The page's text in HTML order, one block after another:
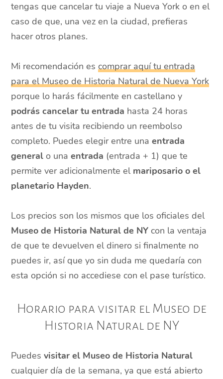
tengas que cancelar tu viaje a Nueva York o en el
caso de que, una vez en la ciudad, prefieras
hacer otros planes.
Mi recomendación escomprar aquí tu entrada
para el Museo de Historia Natural de Nueva York
porque lo harás fácilmente en castellano y
podrás cancelar tu entrada hasta 24 horas
antes de tu visita recibiendo un reembolso
completo. Puedes elegir entre unaentrada
generalo unaentrada (entrada + 1) que te
permite ver adicionalmente el mariposario o el
planetario Hayden.
Los precios son los mismos que los oficiales del
Museo de Historia Natural de NYcon la ventaja
de que te devuelven el dinero si finalmente no
puedes ir, así que yo sin duda me quedaría con
esta opción si no accediese con el pase turístico.
Horario para visitar el Museo de
Historia Natural de NY
Puedesvisitar el Museo de Historia Natural
cualquier día de la semana, ya que está abierto